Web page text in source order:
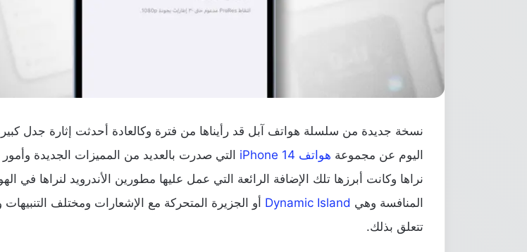
نسخة جديدة من سلسلة هواتف آبل قد رأيناها من فترة وكالعادة أحدثت إثارة جدل
اليوم عن مجموعة هواتف iPhone 14
التي صدرت بالعديد من المميزات الجديدة
نراها وكانت أبرزها تلك الإضافة الرائعة التي عمل عليها مطورين الأندرويد لنراها في
المنافسة وهي Dynamic Island أو الجزيرة المتحركة مع الإشعارات ومختلف
تتعلق بذلك.